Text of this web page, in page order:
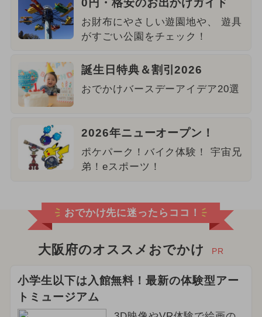
お財布にやさしい遊園地や、 遊具
がすごい公園をチェック！
誕生日特典＆割引2026
おでかけバースデーアイデア20選
2026年ニューオープン！
ポケパーク！バイク体験！ 宇宙兄
弟！eスポーツ！
おでかけ先に迷ったらココ！
大阪府のオススメおでかけ PR
小学生以下は入館無料！最新の体験型アー
トミュージアム